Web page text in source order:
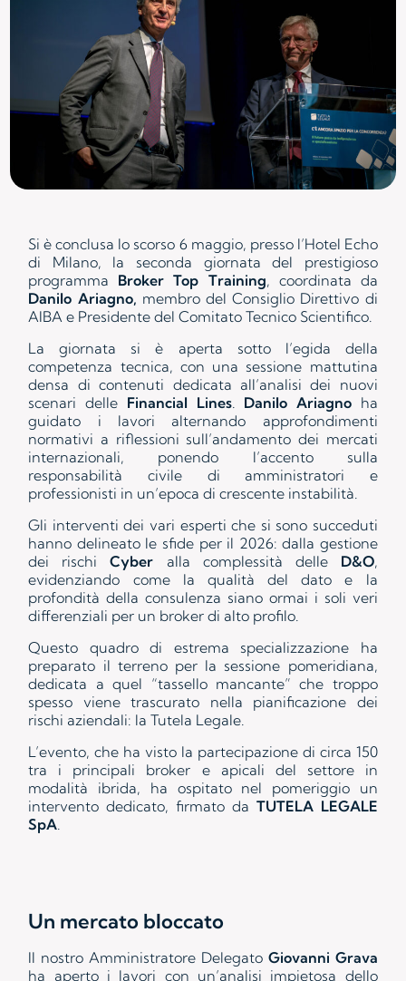
Si è conclusa lo scorso 6 maggio, presso l’Hotel Echo
di Milano, la seconda giornata del prestigioso
programma Broker Top Training, coordinata da
Danilo Ariagno, membro del Consiglio Direttivo di
AIBA e Presidente del Comitato Tecnico Scientifico.
La giornata si è aperta sotto l’egida della
competenza tecnica, con una sessione mattutina
densa di contenuti dedicata all’analisi dei nuovi
scenari delle Financial Lines. Danilo Ariagnoha
guidato i lavori alternando approfondimenti
normativi a riflessioni sull’andamento dei mercati
internazionali, ponendo l’accento sulla
responsabilità civile di amministratori e
professionisti in un’epoca di crescente instabilità.
Gli interventi dei vari esperti che si sono succeduti
hanno delineato le sfide per il 2026: dalla gestione
dei rischiCyber alla complessità delle D&O,
evidenziando come la qualità del dato e la
profondità della consulenza siano ormai i soli veri
differenziali per un broker di alto profilo.
Questo quadro di estrema specializzazione ha
preparato il terreno per la sessione pomeridiana,
dedicata a quel “tassello mancante” che troppo
spesso viene trascurato nella pianificazione dei
rischi aziendali: la Tutela Legale.
L’evento, che ha visto la partecipazione di circa 150
tra i principali broker e apicali del settore in
modalità ibrida, ha ospitato nel pomeriggio un
intervento dedicato, firmato da TUTELA LEGALE
SpA.
Un mercato bloccato
Il nostro Amministratore Delegato Giovanni Grava
ha aperto i lavori con un’analisi impietosa dello